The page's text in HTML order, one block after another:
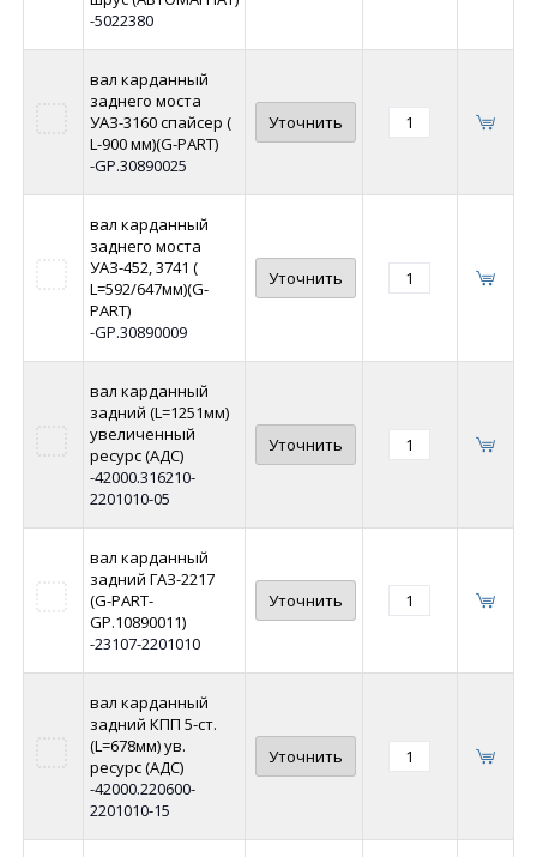
-5022380
вал карданный
заднего моста
УАЗ-3160 спайсер (
L-900 мм)(G-PART)
-GP.30890025
Уточнить
вал карданный
заднего моста
УАЗ-452, 3741 (
L=592/647мм)(G-
PART)
-GP.30890009
Уточнить
вал карданный
задний (L=1251мм)
увеличенный
ресурс (АДС)
-42000.316210-
2201010-05
Уточнить
вал карданный
задний ГАЗ-2217
(G-PART-
GP.10890011)
-23107-2201010
Уточнить
вал карданный
задний КПП 5-ст.
(L=678мм) ув.
ресурс (АДС)
-42000.220600-
2201010-15
Уточнить